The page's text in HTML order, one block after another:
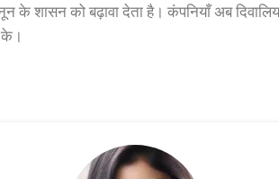
के शासन को बढ़ावा देता है। कंपनियाँ अब
के।